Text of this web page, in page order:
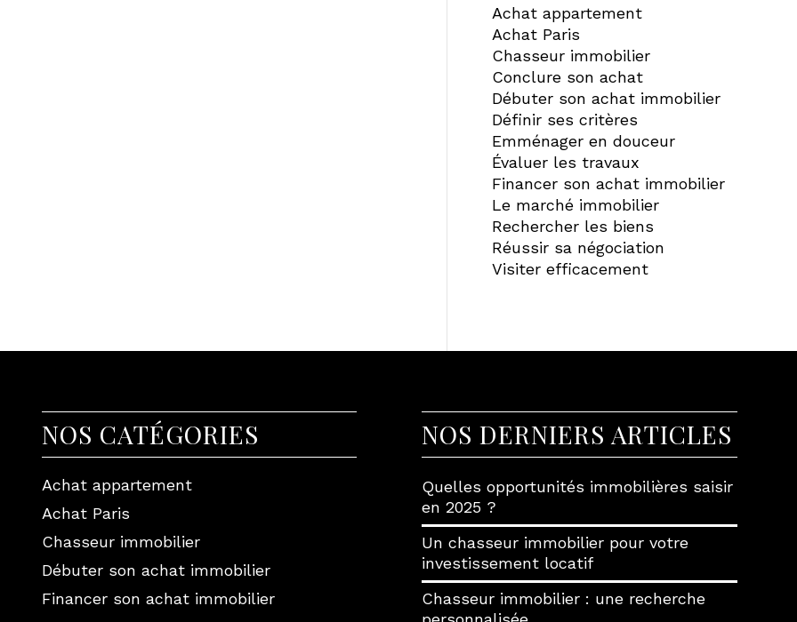
Achat appartement
Achat Paris
Chasseur immobilier
Conclure son achat
Débuter son achat immobilier
Définir ses critères
Emménager en douceur
Évaluer les travaux
Financer son achat immobilier
Le marché immobilier
Rechercher les biens
Réussir sa négociation
Visiter efficacement
NOS CATÉGORIES
Achat appartement
Achat Paris
Chasseur immobilier
Débuter son achat immobilier
Financer son achat immobilier
NOS DERNIERS ARTICLES
Quelles opportunités immobilières saisir
en 2025 ?
Un chasseur immobilier pour votre
investissement locatif
Chasseur immobilier : une recherche